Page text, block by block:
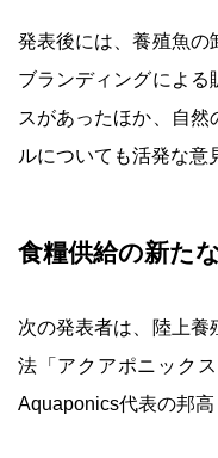
発表後には、養殖魚の
ブランディングによる
スがあったほか、自
ルについても活発な意
食糧供給の新た
次の発表者は、陸上養
法「アクアポニック
Aquaponics代表の邦高